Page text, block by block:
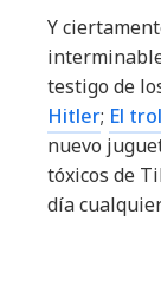
Y
testigo de
Hitler; El
nuevo
tóxicos de
día